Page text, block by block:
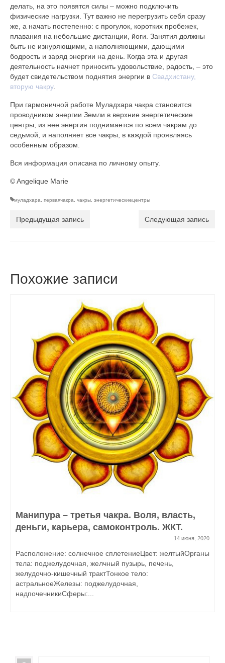
делать, на это появятся силы – можно подключить
физические нагрузки. Тут важно не перегрузить себя сразу
же, а начать постепенно: с прогулок, коротких пробежек,
плавания на небольшие дистанции, йоги. Занятия должны
быть не изнуряющими, а наполняющими, дающими
бодрость и заряд энергии на день. Когда эта и другая
деятельность начнет приносить удовольствие, радость, – это
будет свидетельством поднятия энергии в Свадхистану,
вторую чакру.
При гармоничной работе Муладхара чакра становится
проводником энергии Земли в верхние энергетические
центры, из нее энергия поднимается по всем чакрам до
седьмой, и наполняет все чакры, в каждой проявляясь
особенным образом.
Вся информация описана по личному опыту.
© Angelique Marie
муладхара перваячакра чакры энергетическиецентры
Предыдущая запись Следующая запись
Похожие записи
Манипура – третья чакра. Воля, власть,
деньги, карьера, самоконтроль. ЖКТ.
14 июня, 2020
Расположение: солнечное сплетениеЦвет: желтыйОрганы
тела: поджелудочная, желчный пузырь, печень,
желудочно-кишечный трактТонкое тело:
астральноеЖелезы: поджелудочная,
надпочечникиСферы:...